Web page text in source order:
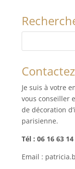
Je suis à votre
vous conseiller
de décoration
parisienne.
Tél : 06 16 63
Email :